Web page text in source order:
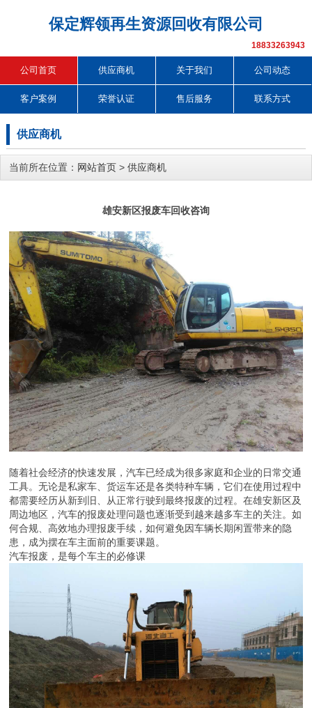
保定辉领再生资源回收有限公司
18833263943
公司首页 供应商机 关于我们 公司动态
客户案例 荣誉认证 售后服务 联系方式
供应商机
当前所在位置： 网站首页 > 供应商机
雄安新区报废车回收咨询
随着社会经济的快速发展，汽车已经成为很多家庭和企业的日常交通
工具。无论是私家车、货运车还是各类特种车辆，它们在使用过程中
都需要经历从新到旧、从正常行驶到最终报废的过程。在雄安新区及
周边地区，汽车的报废处理问题也逐渐受到越来越多车主的关注。如
何合规、高效地办理报废手续，如何避免因车辆长期闲置带来的隐
患，成为摆在车主面前的重要课题。
汽车报废，是每个车主的必修课